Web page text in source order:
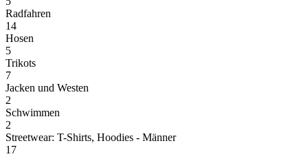
Radfahren
14
Hosen
5
Trikots
7
Jacken und Westen
2
Schwimmen
2
Streetwear: T-Shirts, Hoodies - Männer
17